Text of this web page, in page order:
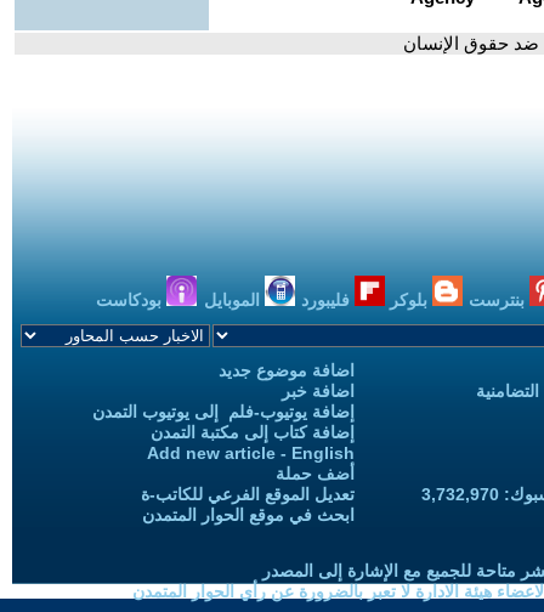
ضد حقوق الإنسان
بنترست بلوكر فليبورد الموبايل بودكاست
اضافة موضوع جديد
اضافة خبر
إضافة يوتيوب-فلم إلى يوتيوب التمدن
إضافة كتاب إلى مكتبة التمدن
Add new article - English
أضف حملة
تعديل الموقع الفرعي للكاتب-ة
ابحث في موقع الحوار المتمدن
متاحة للجميع مع الإشارة إلى المصدر
هيئة الادارة لا تعبر بالضرورة عن رأي الحوار المتمدن